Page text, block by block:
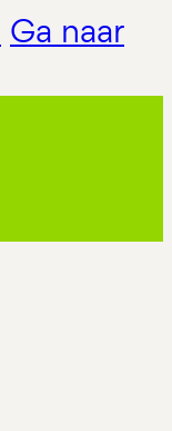
Ga naar